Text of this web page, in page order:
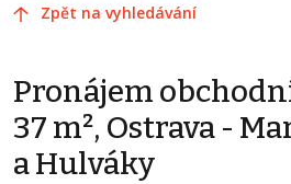
Zpět na vyhledávání
Pronájem
37 m², Ostrava -
a Hulváky